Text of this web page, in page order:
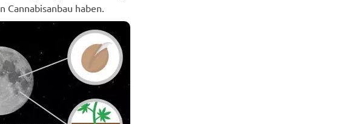
Cannabisanbau haben.